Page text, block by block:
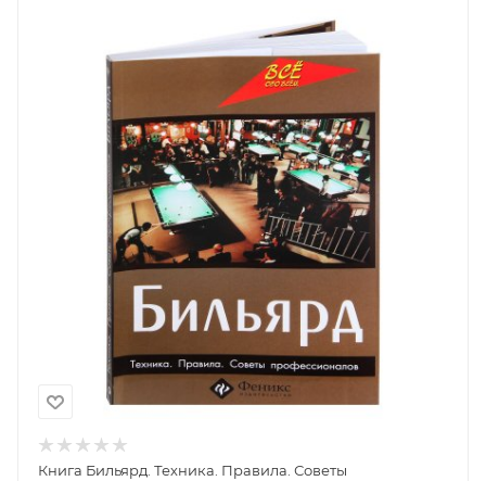
Книга Бильярд. Техника. Правила. Советы